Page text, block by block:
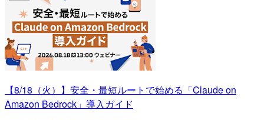
【8/18（火）】安全・最短ルートで始める「Claude on
Amazon Bedrock」導入ガイド